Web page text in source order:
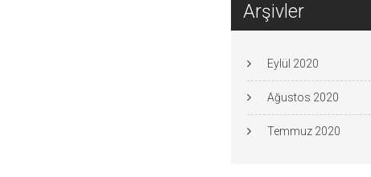
Arşivler
Eylül 2020
Ağustos 2020
Temmuz 2020